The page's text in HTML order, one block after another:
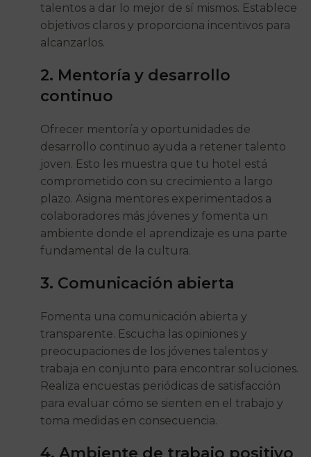
talentos a dar lo mejor de sí mismos. Establece
objetivos claros y proporciona incentivos para
alcanzarlos.
2. Mentoría y desarrollo
continuo
Ofrecer mentoría y oportunidades de
desarrollo continuo ayuda a retener talento
joven. Esto les muestra que tu hotel está
comprometido con su crecimiento a largo
plazo. Asigna mentores experimentados a
colaboradores más jóvenes y fomenta un
ambiente donde el aprendizaje es una parte
fundamental de la cultura.
3. Comunicación abierta
Fomenta una comunicación abierta y
transparente. Escucha las opiniones y
preocupaciones de los jóvenes talentos y
trabaja en conjunto para encontrar soluciones.
Realiza encuestas periódicas de satisfacción
para evaluar cómo se sienten en el trabajo y
toma medidas en consecuencia.
4. Ambiente de trabajo positivo